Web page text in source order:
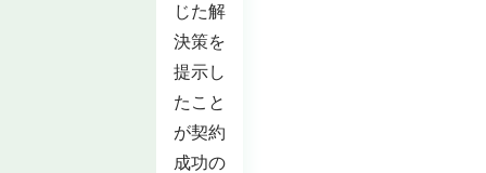
じた解
決策を
提示し
たこと
が契約
成功の